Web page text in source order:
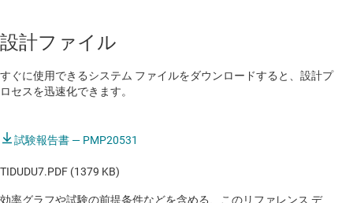
設計ファイル
すぐに使用できるシステム ファイルをダウンロードすると、設計プ
ロセスを迅速化できます。
試験報告書 — PMP20531
TIDUDU7.PDF (1379 KB)
効率グラフや試験の前提条件などを含める、このリファレンス デ